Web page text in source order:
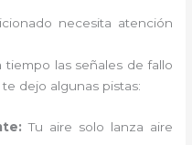
necesita atención
las señales de fallo
dejo algunas pistas:
Tu aire solo lanza aire